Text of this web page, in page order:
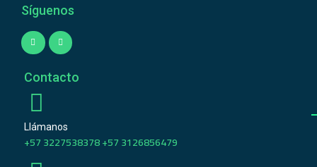
Síguenos
Contacto
Llámanos
+57 3227538378 +57 3126856479